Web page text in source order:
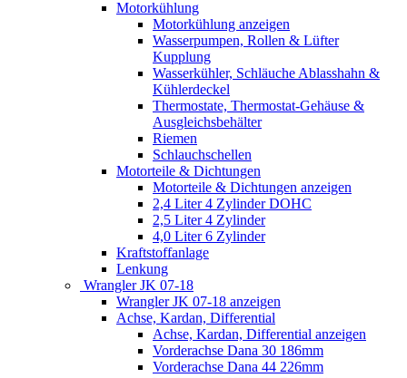
Motorkühlung
Motorkühlung anzeigen
Wasserpumpen, Rollen & Lüfter
Kupplung
Wasserkühler, Schläuche Ablasshahn &
Kühlerdeckel
Thermostate, Thermostat-Gehäuse &
Ausgleichsbehälter
Riemen
Schlauchschellen
Motorteile & Dichtungen
Motorteile & Dichtungen anzeigen
2,4 Liter 4 Zylinder DOHC
2,5 Liter 4 Zylinder
4,0 Liter 6 Zylinder
Kraftstoffanlage
Lenkung
Wrangler JK 07-18
Wrangler JK 07-18 anzeigen
Achse, Kardan, Differential
Achse, Kardan, Differential anzeigen
Vorderachse Dana 30 186mm
Vorderachse Dana 44 226mm